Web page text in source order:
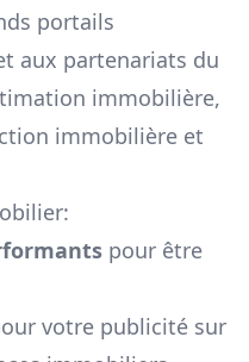
portails
aux partenariats du
immobilière,
immobilière et
pour être
votre publicité sur